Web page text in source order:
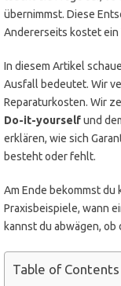
übernimmst. Diese
Andererseits kostet ein
In diesem Artikel
Ausfall bedeutet. Wir
Reparaturkosten. Wir
Do-it-yourselfund
erklären, wie sich
besteht oder fehlt.
Am Ende bekommst
Praxisbeispiele, wann
kannst du abwägen,
Table of Contents